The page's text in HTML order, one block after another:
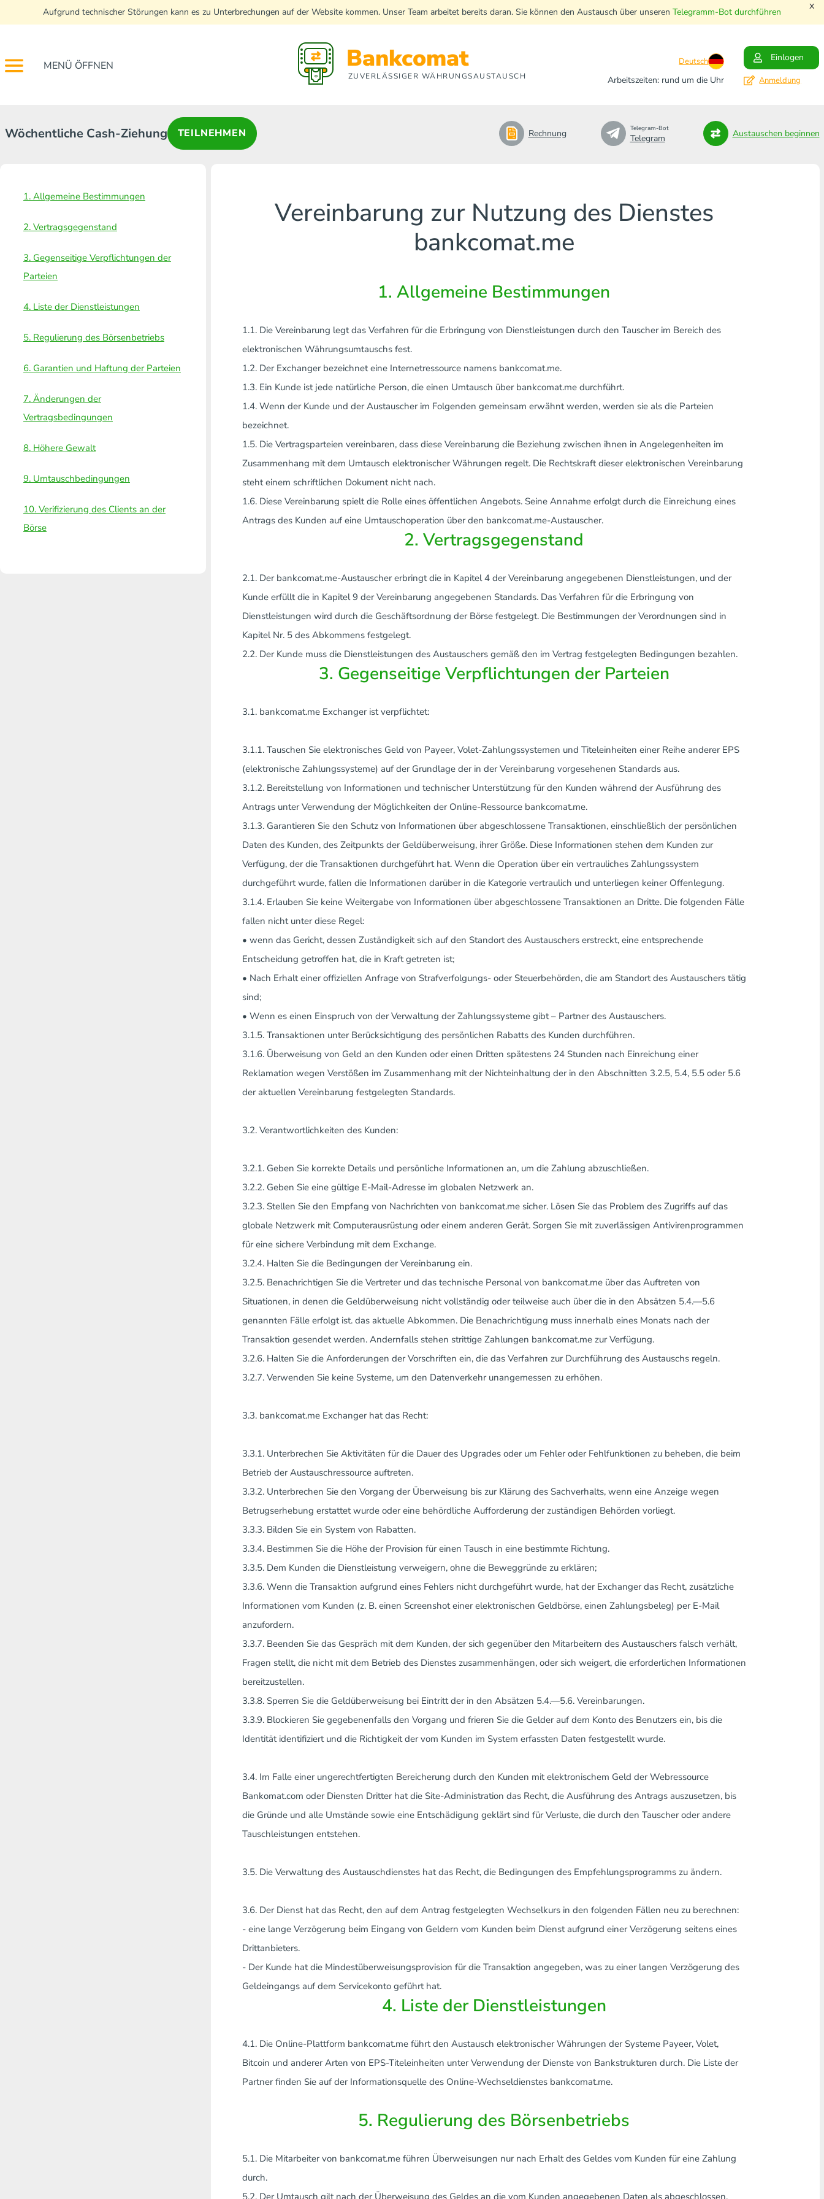
Aufgrund technischer Störungen kann es zu Unterbrechungen auf der Website kommen. Unser Team arbeitet bereits daran. Sie können den Austausch über unseren Telegramm-Bot durchführen x
MENÜ ÖFFNEN Bankcomat
ZUVERLÄSSIGER WÄHRUNGSAUSTAUSCH
Deutsch
Einlogen
Arbeitszeiten: rund um die Uhr
Anmeldung
Wöchentliche Cash-Ziehung TEILNEHMEN Rechnung Telegram-Bot
Telegram Austauschen beginnen
1. Allgemeine Bestimmungen
2. Vertragsgegenstand
3. Gegenseitige Verpflichtungen der
Parteien
4. Liste der Dienstleistungen
5. Regulierung des Börsenbetriebs
6. Garantien und Haftung der Parteien
7. Änderungen der
Vertragsbedingungen
8. Höhere Gewalt
9. Umtauschbedingungen
10. Verifizierung des Clients an der
Börse
Vereinbarung zur Nutzung des Dienstes
bankcomat.me
1. Allgemeine Bestimmungen
1.1. Die Vereinbarung legt das Verfahren für die Erbringung von Dienstleistungen durch den Tauscher im Bereich des
elektronischen Währungsumtauschs fest.
1.2. Der Exchanger bezeichnet eine Internetressource namens bankcomat.me.
1.3. Ein Kunde ist jede natürliche Person, die einen Umtausch über bankcomat.me durchführt.
1.4. Wenn der Kunde und der Austauscher im Folgenden gemeinsam erwähnt werden, werden sie als die Parteien
bezeichnet.
1.5. Die Vertragsparteien vereinbaren, dass diese Vereinbarung die Beziehung zwischen ihnen in Angelegenheiten im
Zusammenhang mit dem Umtausch elektronischer Währungen regelt. Die Rechtskraft dieser elektronischen Vereinbarung
steht einem schriftlichen Dokument nicht nach.
1.6. Diese Vereinbarung spielt die Rolle eines öffentlichen Angebots. Seine Annahme erfolgt durch die Einreichung eines
Antrags des Kunden auf eine Umtauschoperation über den bankcomat.me-Austauscher.
2. Vertragsgegenstand
2.1. Der bankcomat.me-Austauscher erbringt die in Kapitel 4 der Vereinbarung angegebenen Dienstleistungen, und der
Kunde erfüllt die in Kapitel 9 der Vereinbarung angegebenen Standards. Das Verfahren für die Erbringung von
Dienstleistungen wird durch die Geschäftsordnung der Börse festgelegt. Die Bestimmungen der Verordnungen sind in
Kapitel Nr. 5 des Abkommens festgelegt.
2.2. Der Kunde muss die Dienstleistungen des Austauschers gemäß den im Vertrag festgelegten Bedingungen bezahlen.
3. Gegenseitige Verpflichtungen der Parteien
3.1. bankcomat.me Exchanger ist verpflichtet:
3.1.1. Tauschen Sie elektronisches Geld von Payeer, Volet-Zahlungssystemen und Titeleinheiten einer Reihe anderer EPS
(elektronische Zahlungssysteme) auf der Grundlage der in der Vereinbarung vorgesehenen Standards aus.
3.1.2. Bereitstellung von Informationen und technischer Unterstützung für den Kunden während der Ausführung des
Antrags unter Verwendung der Möglichkeiten der Online-Ressource bankcomat.me.
3.1.3. Garantieren Sie den Schutz von Informationen über abgeschlossene Transaktionen, einschließlich der persönlichen
Daten des Kunden, des Zeitpunkts der Geldüberweisung, ihrer Größe. Diese Informationen stehen dem Kunden zur
Verfügung, der die Transaktionen durchgeführt hat. Wenn die Operation über ein vertrauliches Zahlungssystem
durchgeführt wurde, fallen die Informationen darüber in die Kategorie vertraulich und unterliegen keiner Offenlegung.
3.1.4. Erlauben Sie keine Weitergabe von Informationen über abgeschlossene Transaktionen an Dritte. Die folgenden Fälle
fallen nicht unter diese Regel:
• wenn das Gericht, dessen Zuständigkeit sich auf den Standort des Austauschers erstreckt, eine entsprechende
Entscheidung getroffen hat, die in Kraft getreten ist;
• Nach Erhalt einer offiziellen Anfrage von Strafverfolgungs- oder Steuerbehörden, die am Standort des Austauschers tätig
sind;
• Wenn es einen Einspruch von der Verwaltung der Zahlungssysteme gibt – Partner des Austauschers.
3.1.5. Transaktionen unter Berücksichtigung des persönlichen Rabatts des Kunden durchführen.
3.1.6. Überweisung von Geld an den Kunden oder einen Dritten spätestens 24 Stunden nach Einreichung einer
Reklamation wegen Verstößen im Zusammenhang mit der Nichteinhaltung der in den Abschnitten 3.2.5, 5.4, 5.5 oder 5.6
der aktuellen Vereinbarung festgelegten Standards.
3.2. Verantwortlichkeiten des Kunden:
3.2.1. Geben Sie korrekte Details und persönliche Informationen an, um die Zahlung abzuschließen.
3.2.2. Geben Sie eine gültige E-Mail-Adresse im globalen Netzwerk an.
3.2.3. Stellen Sie den Empfang von Nachrichten von bankcomat.me sicher. Lösen Sie das Problem des Zugriffs auf das
globale Netzwerk mit Computerausrüstung oder einem anderen Gerät. Sorgen Sie mit zuverlässigen Antivirenprogrammen
für eine sichere Verbindung mit dem Exchange.
3.2.4. Halten Sie die Bedingungen der Vereinbarung ein.
3.2.5. Benachrichtigen Sie die Vertreter und das technische Personal von bankcomat.me über das Auftreten von
Situationen, in denen die Geldüberweisung nicht vollständig oder teilweise auch über die in den Absätzen 5.4.—5.6
genannten Fälle erfolgt ist. das aktuelle Abkommen. Die Benachrichtigung muss innerhalb eines Monats nach der
Transaktion gesendet werden. Andernfalls stehen strittige Zahlungen bankcomat.me zur Verfügung.
3.2.6. Halten Sie die Anforderungen der Vorschriften ein, die das Verfahren zur Durchführung des Austauschs regeln.
3.2.7. Verwenden Sie keine Systeme, um den Datenverkehr unangemessen zu erhöhen.
3.3. bankcomat.me Exchanger hat das Recht:
3.3.1. Unterbrechen Sie Aktivitäten für die Dauer des Upgrades oder um Fehler oder Fehlfunktionen zu beheben, die beim
Betrieb der Austauschressource auftreten.
3.3.2. Unterbrechen Sie den Vorgang der Überweisung bis zur Klärung des Sachverhalts, wenn eine Anzeige wegen
Betrugserhebung erstattet wurde oder eine behördliche Aufforderung der zuständigen Behörden vorliegt.
3.3.3. Bilden Sie ein System von Rabatten.
3.3.4. Bestimmen Sie die Höhe der Provision für einen Tausch in eine bestimmte Richtung.
3.3.5. Dem Kunden die Dienstleistung verweigern, ohne die Beweggründe zu erklären;
3.3.6. Wenn die Transaktion aufgrund eines Fehlers nicht durchgeführt wurde, hat der Exchanger das Recht, zusätzliche
Informationen vom Kunden (z. B. einen Screenshot einer elektronischen Geldbörse, einen Zahlungsbeleg) per E-Mail
anzufordern.
3.3.7. Beenden Sie das Gespräch mit dem Kunden, der sich gegenüber den Mitarbeitern des Austauschers falsch verhält,
Fragen stellt, die nicht mit dem Betrieb des Dienstes zusammenhängen, oder sich weigert, die erforderlichen Informationen
bereitzustellen.
3.3.8. Sperren Sie die Geldüberweisung bei Eintritt der in den Absätzen 5.4.—5.6. Vereinbarungen.
3.3.9. Blockieren Sie gegebenenfalls den Vorgang und frieren Sie die Gelder auf dem Konto des Benutzers ein, bis die
Identität identifiziert und die Richtigkeit der vom Kunden im System erfassten Daten festgestellt wurde.
3.4. Im Falle einer ungerechtfertigten Bereicherung durch den Kunden mit elektronischem Geld der Webressource
Bankomat.com oder Diensten Dritter hat die Site-Administration das Recht, die Ausführung des Antrags auszusetzen, bis
die Gründe und alle Umstände sowie eine Entschädigung geklärt sind für Verluste, die durch den Tauscher oder andere
Tauschleistungen entstehen.
3.5. Die Verwaltung des Austauschdienstes hat das Recht, die Bedingungen des Empfehlungsprogramms zu ändern.
3.6. Der Dienst hat das Recht, den auf dem Antrag festgelegten Wechselkurs in den folgenden Fällen neu zu berechnen:
- eine lange Verzögerung beim Eingang von Geldern vom Kunden beim Dienst aufgrund einer Verzögerung seitens eines
Drittanbieters.
- Der Kunde hat die Mindestüberweisungsprovision für die Transaktion angegeben, was zu einer langen Verzögerung des
Geldeingangs auf dem Servicekonto geführt hat.
4. Liste der Dienstleistungen
4.1. Die Online-Plattform bankcomat.me führt den Austausch elektronischer Währungen der Systeme Payeer, Volet,
Bitcoin und anderer Arten von EPS-Titeleinheiten unter Verwendung der Dienste von Bankstrukturen durch. Die Liste der
Partner finden Sie auf der Informationsquelle des Online-Wechseldienstes bankcomat.me.
5. Regulierung des Börsenbetriebs
5.1. Die Mitarbeiter von bankcomat.me führen Überweisungen nur nach Erhalt des Geldes vom Kunden für eine Zahlung
durch.
5.2. Der Umtausch gilt nach der Überweisung des Geldes an die vom Kunden angegebenen Daten als abgeschlossen.